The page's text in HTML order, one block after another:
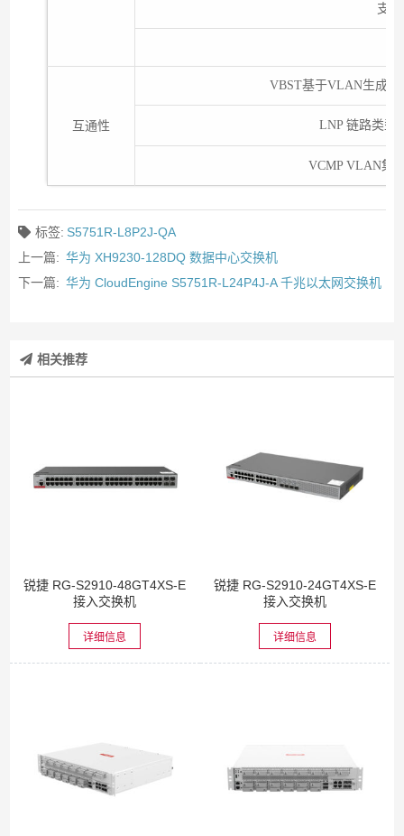
支
互通性
VBST基于VLAN生成树
LNP 链路类型
VCMP VLAN集
标签: S5751R-L8P2J-QA
上一篇: 华为 XH9230-128DQ 数据中心交换机
下一篇: 华为 CloudEngine S5751R-L24P4J-A 千兆以太网交换机
相关推荐
锐捷 RG-S2910-48GT4XS-E
接入交换机
详细信息
锐捷 RG-S2910-24GT4XS-E
接入交换机
详细信息